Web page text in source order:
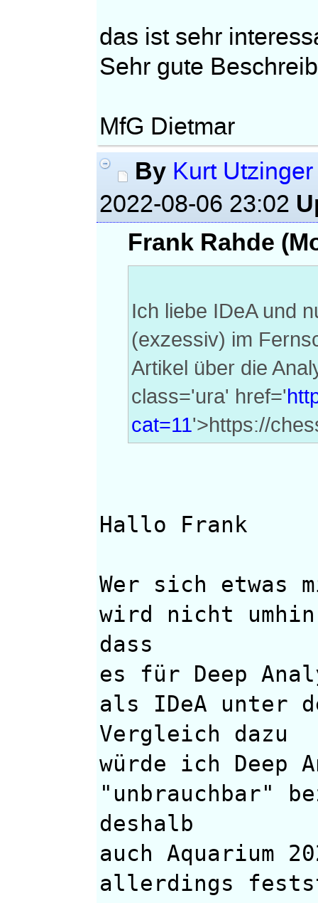
das ist sehr
Sehr gute
MfG Dietmar
By Kurt Utzinger
2022-08-06 23:02
Frank Rahde
Ich liebe IDeA und
(exzessiv) im
Artikel über die
class='ura' href='
cat=11'>https://
Hallo Frank
Wer sich etwas
wird nicht umhin
dass
es für Deep
als IDeA unter
Vergleich dazu
würde ich Deep
"unbrauchbar"
deshalb
auch Aquarium
allerdings